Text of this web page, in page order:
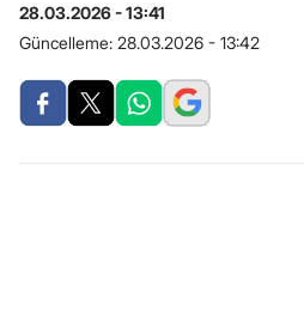
28.03.2026 - 13:41
Güncelleme: 28.03.2026 - 13:42